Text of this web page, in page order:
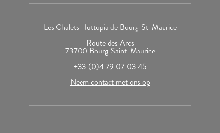
Les Chalets Huttopia de Bourg-St-Maurice
Route des Arcs
73700 Bourg-Saint-Maurice
+33 (0)4 79 07 03 45
Neem contact met ons op